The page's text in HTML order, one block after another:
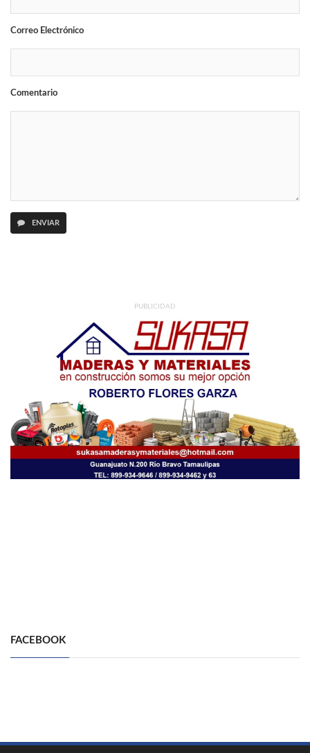
Correo Electrónico
Comentario
ENVIAR
PUBLICIDAD
FACEBOOK